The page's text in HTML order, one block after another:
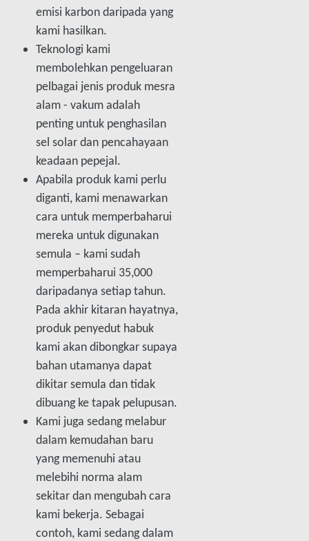
emisi karbon daripada yang
kami hasilkan.
Teknologi kami
membolehkan pengeluaran
pelbagai jenis produk mesra
alam - vakum adalah
penting untuk penghasilan
sel solar dan pencahayaan
keadaan pepejal.
Apabila produk kami perlu
diganti, kami menawarkan
cara untuk memperbaharui
mereka untuk digunakan
semula – kami sudah
memperbaharui 35,000
daripadanya setiap tahun.
Pada akhir kitaran hayatnya,
produk penyedut habuk
kami akan dibongkar supaya
bahan utamanya dapat
dikitar semula dan tidak
dibuang ke tapak pelupusan.
Kami juga sedang melabur
dalam kemudahan baru
yang memenuhi atau
melebihi norma alam
sekitar dan mengubah cara
kami bekerja. Sebagai
contoh, kami sedang dalam